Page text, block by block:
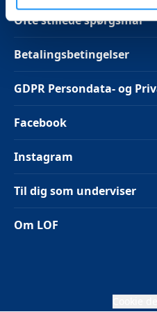
Ofte stillede spørgsmål
Betalingsbetingelser
GDPR Persondata- og
Facebook
Instagram
Til dig som underviser
Om LOF